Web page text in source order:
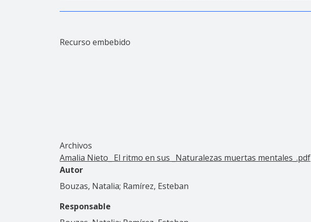
Recurso embebido
Archivos
Amalia Nieto_ El ritmo en sus _Naturalezas muertas mentales_.pdf
Autor
Bouzas, Natalia; Ramírez, Esteban
Responsable